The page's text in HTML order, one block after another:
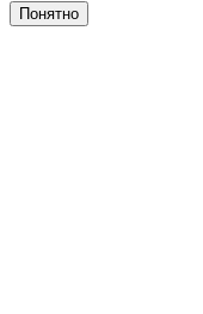
Понятно